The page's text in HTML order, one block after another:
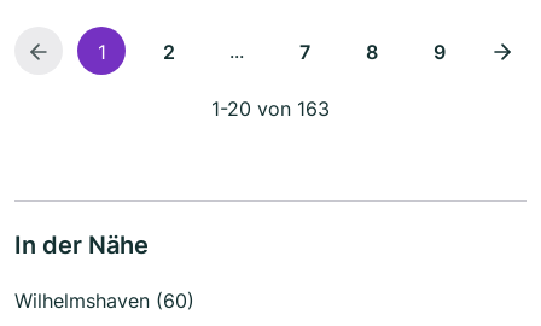
1 2 ... 7 8 9
1-20 von 163
In der Nähe
Wilhelmshaven (60)